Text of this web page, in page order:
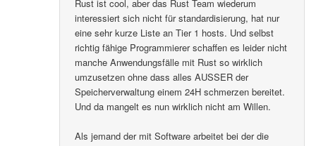
Rust ist cool, aber das Rust Team wiederum
interessiert sich nicht für standardisierung, hat nur
eine sehr kurze Liste an Tier 1 hosts. Und selbst
richtig fähige Programmierer schaffen es leider nicht
manche Anwendungsfälle mit Rust so wirklich
umzusetzen ohne dass alles AUSSER der
Speicherverwaltung einem 24H schmerzen bereitet.
Und da mangelt es nun wirklich nicht am Willen.
Als jemand der mit Software arbeitet bei der die